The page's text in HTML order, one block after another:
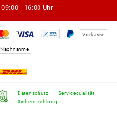
09:00 - 16:00 Uhr
Vorkasse
Nachnahme
Datenschutz
Sichere Zahlung
Servicequalität